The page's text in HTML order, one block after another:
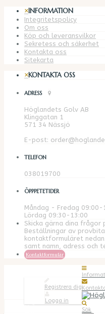
×INFORMATION
Integritetspolicy
Om oss
Köp och leveransvilkor
Sekretess och säkerhet
Kontakta oss
Sitekarta
×KONTAKTA OSS
ADRESS
Höglandets Golv AB
Klinggatan 1
571 34 Nässjö
E-post:
TELEFON
038019700
ÖPPPETETIDER
Måndag - Fredag 09:00-
Lördag 09:30-13:00
Skicka gärna dina frågor
Beställningar av
kontaktformuläret
samt namn, adress och
Kontaktformulär
Registrera dig
Logga in
Sök